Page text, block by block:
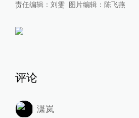
责任编辑： 刘雯 图片编辑： 陈飞燕
评论
潇岚